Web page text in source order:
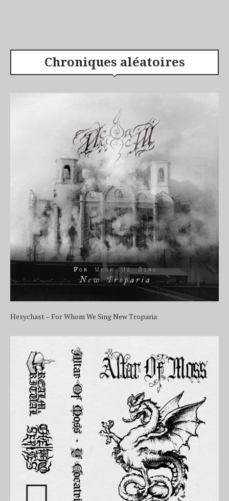
Chroniques aléatoires
Hesychast – For Whom We Sing New Troparia